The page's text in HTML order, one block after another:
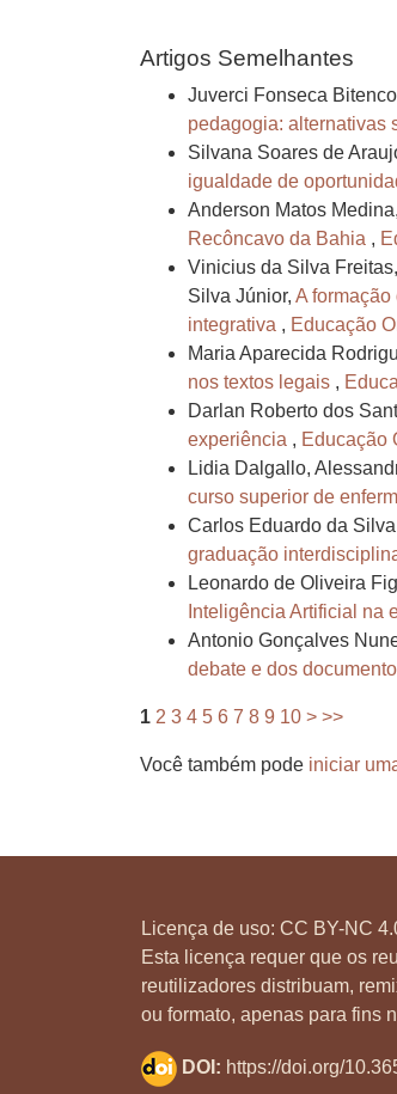
Artigos Semelhantes
Juverci Fonseca
pedagogia: alternativas
Silvana Soares de
igualdade de
Anderson Matos
Recôncavo da Bahia ,
Vinicius da Silva
Silva Júnior, A
integrativa , Educação
Maria Aparecida
nos textos legais ,
Darlan Roberto dos
experiência , Educação
Lidia Dalgallo,
curso superior de
Carlos Eduardo da
graduação
Leonardo de Oliveira
Inteligência Artificial na
Antonio Gonçalves
debate e dos
1 2 3 4 5 6 7 8 9 10 > >>
Você também pode iniciar
Licença de uso: CC BY-NC
Esta licença requer que os
reutilizadores distribuam,
ou formato, apenas para fins
DOI: https://doi.org/